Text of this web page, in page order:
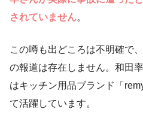
されていません。
この噂も出どころは不明確で
の報道は存在しません。和田
はキッチン用品ブランド「
て活躍しています。